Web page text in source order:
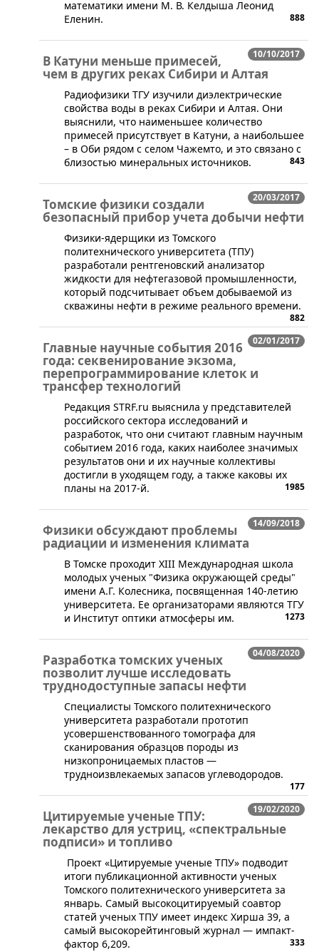
математики имени М. В. Келдыша Леонид
Еленин.
888
10/10/2017
В Катуни меньше примесей,
чем в других реках Сибири и Алтая
​Радиофизики ТГУ изучили диэлектрические
свойства воды в реках Сибири и Алтая. Они
выяснили, что наименьшее количество
примесей присутствует в Катуни, а наибольшее
– в Оби рядом с селом Чажемто, и это связано с
близостью минеральных источников.
843
20/03/2017
Томские физики создали
безопасный прибор учета добычи нефти
Физики-ядерщики из Томского
политехнического университета (ТПУ)
разработали рентгеновский анализатор
жидкости для нефтегазовой промышленности,
который подсчитывает объем добываемой из
скважины нефти в режиме реального времени.
882
02/01/2017
Главные научные события 2016
года: секвенирование экзома,
перепрограммирование клеток и
трансфер технологий
Редакция STRF.ru выяснила у представителей
российского сектора исследований и
разработок, что они считают главным научным
событием 2016 года, каких наиболее значимых
результатов они и их научные коллективы
достигли в уходящем году, а также каковы их
планы на 2017-й.
1985
14/09/2018
Физики обсуждают проблемы
радиации и изменения климата
​В Томске проходит XIII Международная школа
молодых ученых "Физика окружающей среды"
имени А.Г. Колесника, посвященная 140-летию
университета. Ее организаторами являются ТГУ
и Институт оптики атмосферы им.
1273
04/08/2020
Разработка томских ученых
позволит лучше исследовать
труднодоступные запасы нефти
​Специалисты Томского политехнического
университета разработали прототип
усовершенствованного томографа для
сканирования образцов породы из
низкопроницаемых пластов —
трудноизвлекаемых запасов углеводородов.
177
19/02/2020
Цитируемые ученые ТПУ:
лекарство для устриц, «спектральные
подписи» и топливо
Проект «Цитируемые ученые ТПУ» подводит
итоги публикационной активности ученых
Томского политехнического университета за
январь. Самый высокоцитируемый соавтор
статей ученых ТПУ имеет индекс Хирша 39, а
самый высокорейтинговый журнал — импакт-
фактор 6,209.
333